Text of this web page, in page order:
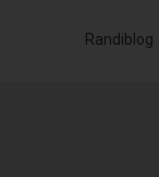
Randiblog